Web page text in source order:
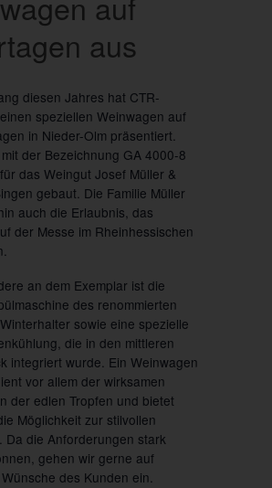
aus
diesen Jahres hat CTR-
speziellen Weinwagen auf
in Nieder-Olm präsentiert.
der Bezeichnung GA 4000-8
das Weingut Josef Müller &
gebaut. Die Familie Müller
auch die Erlaubnis, das
der Messe im Rheinhessischen
an dem Exemplar ist die
des renommierten
sowie eine spezielle
die in den mittleren
integriert wurde. Ein Weinwagen
vor allem der wirksamen
der edlen Tropfen und bietet
Möglichkeit zur stilvollen
Da die Anforderungen stark
gehen wir gerne auf
des Kunden ein.